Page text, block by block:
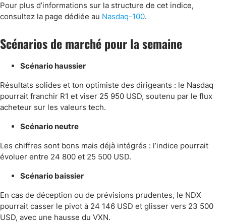
Pour plus d’informations sur la structure de cet indice,
consultez la page dédiée au Nasdaq-100.
Scénarios de marché pour la semaine
Scénario haussier
Résultats solides et ton optimiste des dirigeants : le Nasdaq
pourrait franchir R1 et viser 25 950 USD, soutenu par le flux
acheteur sur les valeurs tech.
Scénario neutre
Les chiffres sont bons mais déjà intégrés : l’indice pourrait
évoluer entre 24 800 et 25 500 USD.
Scénario baissier
En cas de déception ou de prévisions prudentes, le NDX
pourrait casser le pivot à 24 146 USD et glisser vers 23 500
USD, avec une hausse du VXN.